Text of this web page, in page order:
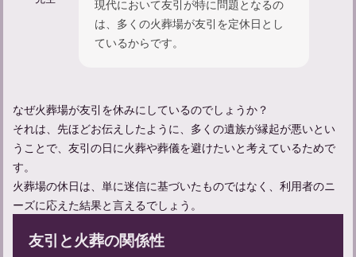
は、多くの火葬場が友引を定休日とし
ているからです。
なぜ火葬場が友引を休みにしているのでしょうか？
それは、先ほどお伝えしたように、多くの遺族が縁起が悪いとい
うことで、友引の日に火葬や葬儀を避けたいと考えているためで
す。
火葬場の休日は、単に迷信に基づいたものではなく、利用者のニ
ーズに応えた結果と言えるでしょう。
友引と火葬の関係性